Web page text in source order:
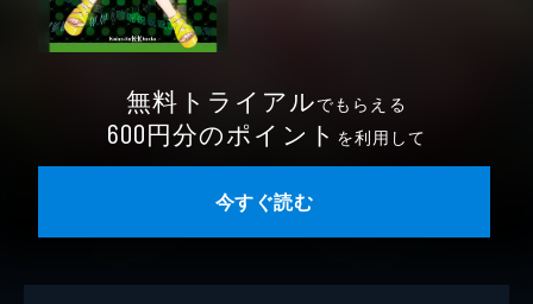
無料トライアルでもらえる
600円分のポイント を利用して
今すぐ読む